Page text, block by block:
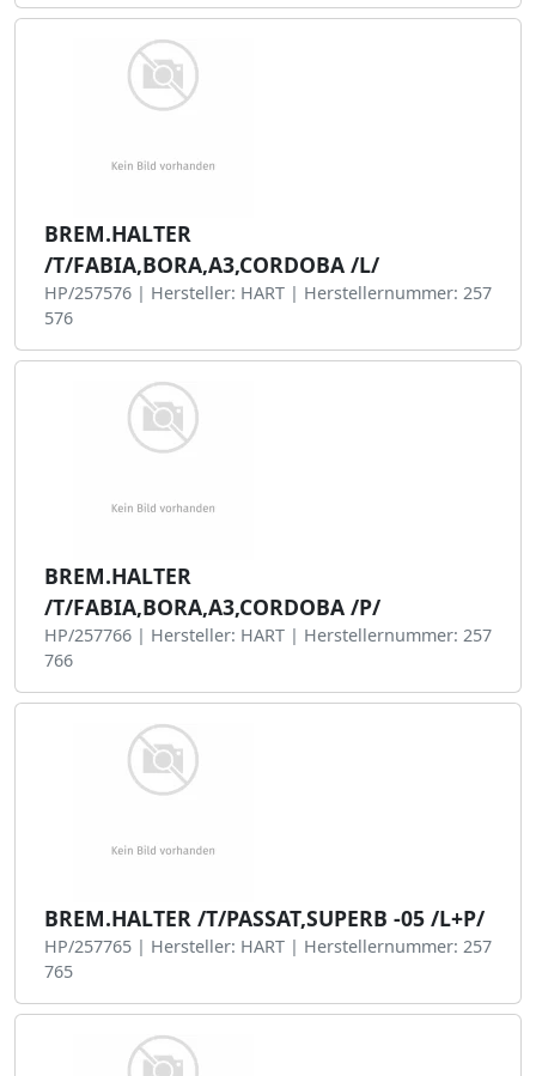
BREM.HALTER
/T/FABIA,BORA,A3,CORDOBA /L/
HP/257576 | Hersteller: HART | Herstellernummer: 257
576
BREM.HALTER
/T/FABIA,BORA,A3,CORDOBA /P/
HP/257766 | Hersteller: HART | Herstellernummer: 257
766
BREM.HALTER /T/PASSAT,SUPERB -05 /L+P/
HP/257765 | Hersteller: HART | Herstellernummer: 257
765